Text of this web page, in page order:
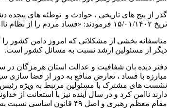
گذر از پیچ های تاریخی ، حوادث و توطئه های پیچده
تریخ ۱۵/۰۱/۱۴۰۲ فرمودند: «فساد مردم را از نظام ناامید می کند بدون ملاحظه باید با فساد مبارزه کرد. ایشان تاکید کردند: فساد مانند اژدهایی هفت سر جامعه را از همه طرف تهدید می کند.»
متاسفانه بخشی از مشکلاتی که امروز دامن کشور
دیگر از مسئولین ارشد نسبت به مسائل کشور است.
دفتر دیده بان شفافیت و عدالت استان هرمزگان
مبارزه با فساد ، تعارض منافع به دور از فضا سازی
نشست های مشترک با مسئولین مرتبط به ویژه
دارند ناامن کرد و در سال آینده نیز با استعانت از
مقام معظم رهبری و اصل ۴۹ قانون اساسی نسبت به آموزش و پیشگیری از فساد و ایجاد شفافیت و مقابله با فساد اقدام خواهد کرد.